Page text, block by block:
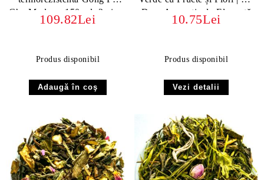
Cha Modern, 150 ml, 2 piese
109.82Lei
Produs disponibil
Dans Aromatic de Eleganță
10.75Lei
Produs disponibil
Vezi detalii